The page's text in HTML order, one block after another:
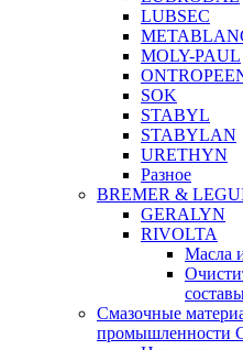
LUBSEC
MOLY-PAUL
SOK
STABYL
STABYLAN
URETHYN
Разное
BREMER &
GERALYN
RIVOLTA
Масла
Смазочные
промышленности